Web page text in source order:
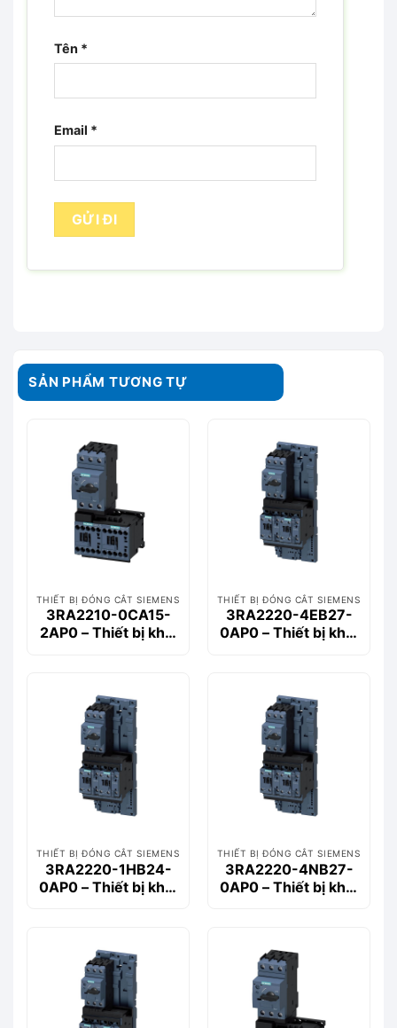
Tên *
Email *
SẢN PHẨM TƯƠNG TỰ
THIẾT BỊ ĐÓNG CẮT SIEMENS
3RA2210-0CA15-
2AP0 – Thiết bị khởi
THIẾT BỊ ĐÓNG CẮT SIEMENS
3RA2220-4EB27-
0AP0 – Thiết bị khởi
THIẾT BỊ ĐÓNG CẮT SIEMENS
3RA2220-1HB24-
0AP0 – Thiết bị khởi
THIẾT BỊ ĐÓNG CẮT SIEMENS
3RA2220-4NB27-
0AP0 – Thiết bị khởi